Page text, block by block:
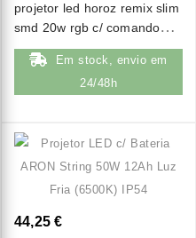
projetor led horoz remix slim
smd 20w rgb c/ comando
ip65
Em stock, envio em
24/48h
44,25 €